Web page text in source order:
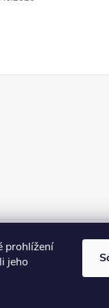
prohlížení
jeho
- web Obchodní